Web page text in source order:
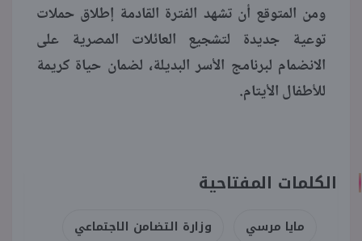
ومن المتوقع أن تشهد الفترة القادمة إطلاق حملات
توعية جديدة لتشجيع العائلات المصرية على
الانضمام لبرنامج الأسر البديلة، لضمان حياة كريمة
للأطفال الأيتام.
الكلمات المفتاحية
مايا مرسي وزارة التضامن الاجتماعي